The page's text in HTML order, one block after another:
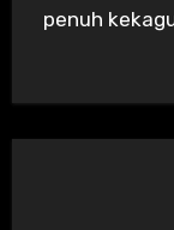
penuh